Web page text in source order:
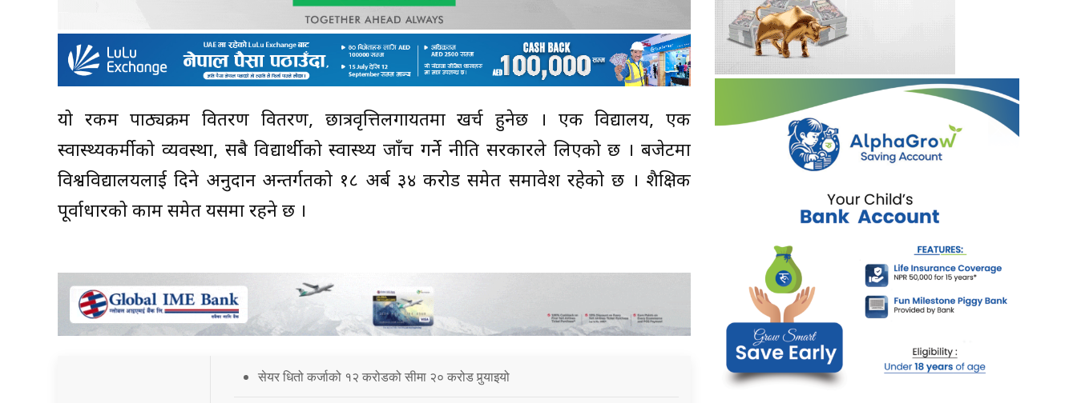
यो रकम पाठ्यक्रम वितरण वितरण, छात्रवृत्तिलगायतमा खर्च हुनेछ । एक विद्यालय, एक
स्वास्थ्यकर्मीको व्यवस्था, सबै विद्यार्थीको स्वास्थ्य जाँच गर्ने नीति सरकारले लिएको छ । बजेटमा
विश्वविद्यालयलाई दिने अनुदान अन्तर्गतको १८ अर्ब ३४ करोड समेत समावेश रहेको छ । शैक्षिक
पूर्वाधारको काम समेत यसमा रहने छ ।
सेयर धितो कर्जाको १२ करोडको सीमा २० करोड पुर्‍याइयो